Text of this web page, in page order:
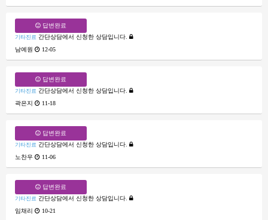
답변완료
기타진료 간단상담에서 신청한 상담입니다.
남예원
12-05
답변완료
기타진료 간단상담에서 신청한 상담입니다.
곽은지
11-18
답변완료
기타진료 간단상담에서 신청한 상담입니다.
노찬우
11-06
답변완료
기타진료 간단상담에서 신청한 상담입니다.
임채리
10-21